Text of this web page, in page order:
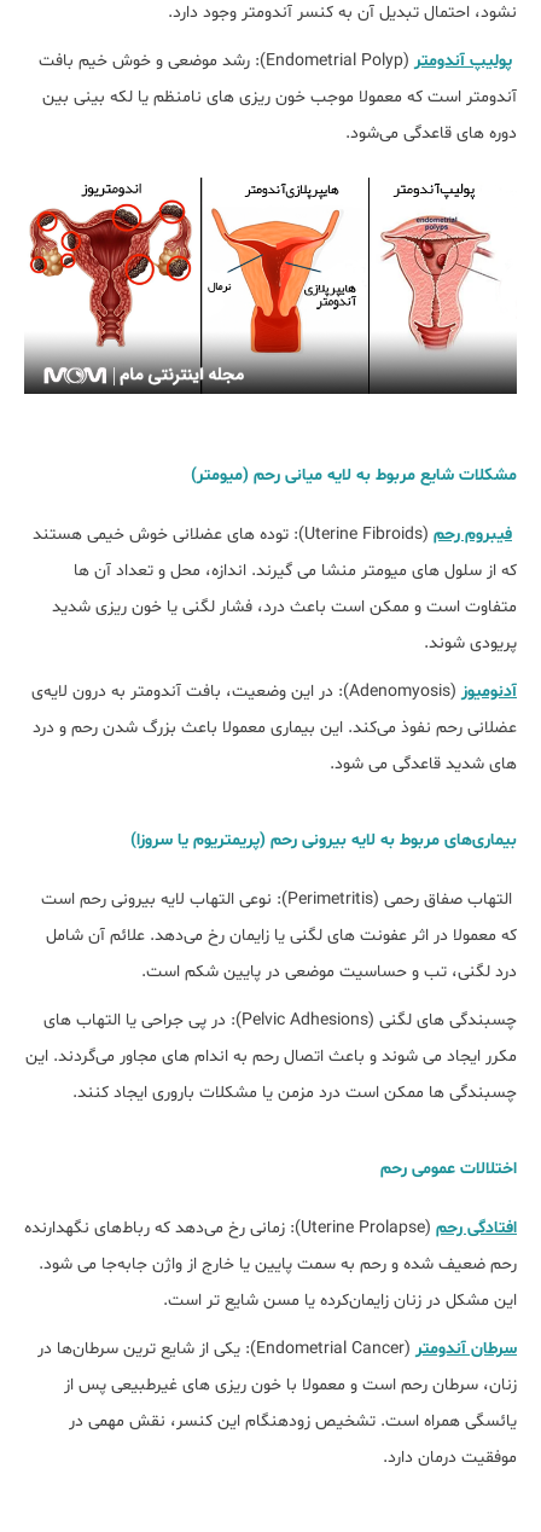
نشود، احتمال تبدیل آن به کنسر آندومتر وجود دارد.
پولیپ آندومتر
(Endometrial Polyp): رشد موضعی و خوش‌ خیم بافت
آندومتر است که معمولا موجب خون‌ ریزی ‌های نامنظم یا لکه ‌بینی بین
دوره ‌های قاعدگی می‌شود.
مشکلات شایع مربوط به لایه میانی رحم (میومتر)
فیبروم رحم
(Uterine Fibroids): توده‌ های عضلانی خوش ‌خیمی هستند
که از سلول‌ های میومتر منشا می‌ گیرند. اندازه، محل و تعداد آن‌ ها
متفاوت است و ممکن است باعث درد، فشار لگنی یا خون ‌ریزی شدید
پریودی شوند.
آدنومیوز
(Adenomyosis): در این وضعیت، بافت آندومتر به درون لایه‌ی
عضلانی رحم نفوذ می‌کند. این بیماری معمولا باعث بزرگ شدن رحم و درد
های شدید قاعدگی می‌ شود.
بیماری‌های مربوط به لایه بیرونی رحم (پریمتریوم یا سروزا)
التهاب صفاق رحمی (Perimetritis): نوعی التهاب لایه بیرونی رحم است
که معمولا در اثر عفونت ‌های لگنی یا زایمان رخ می‌دهد. علائم آن شامل
درد لگنی، تب و حساسیت موضعی در پایین شکم است.
چسبندگی‌ های لگنی (Pelvic Adhesions): در پی جراحی یا التهاب ‌های
مکرر ایجاد می ‌شوند و باعث اتصال رحم به اندام‌ های مجاور می‌گردند. این
چسبندگی ‌ها ممکن است درد مزمن یا مشکلات باروری ایجاد کنند.
اختلالات عمومی رحم
افتادگی رحم
(Uterine Prolapse): زمانی رخ می‌دهد که رباط‌های نگهدارنده
رحم ضعیف شده و رحم به سمت پایین یا خارج از واژن جابه‌جا می ‌شود.
این مشکل در زنان زایمان‌کرده یا مسن شایع ‌تر است.
سرطان آندومتر
(Endometrial Cancer): یکی از شایع ‌ترین سرطان‌ها در
زنان، سرطان رحم است و معمولا با خون ‌ریزی ‌های غیرطبیعی پس از
یائسگی همراه است. تشخیص زودهنگام این کنسر، نقش مهمی در
موفقیت درمان دارد.